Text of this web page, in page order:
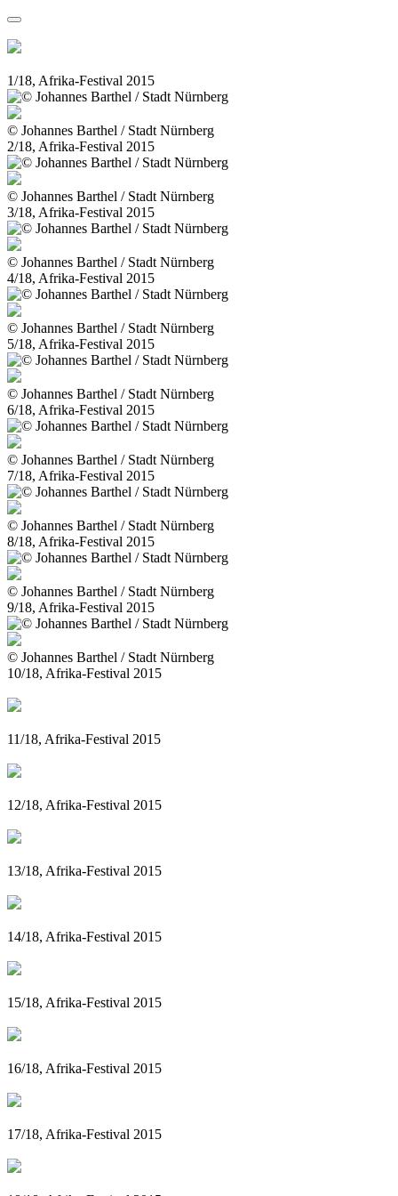
1/18, Afrika-Festival 2015
© Johannes Barthel / Stadt Nürnberg
2/18, Afrika-Festival 2015
© Johannes Barthel / Stadt Nürnberg
3/18, Afrika-Festival 2015
© Johannes Barthel / Stadt Nürnberg
4/18, Afrika-Festival 2015
© Johannes Barthel / Stadt Nürnberg
5/18, Afrika-Festival 2015
© Johannes Barthel / Stadt Nürnberg
6/18, Afrika-Festival 2015
© Johannes Barthel / Stadt Nürnberg
7/18, Afrika-Festival 2015
© Johannes Barthel / Stadt Nürnberg
8/18, Afrika-Festival 2015
© Johannes Barthel / Stadt Nürnberg
9/18, Afrika-Festival 2015
© Johannes Barthel / Stadt Nürnberg
10/18, Afrika-Festival 2015
11/18, Afrika-Festival 2015
12/18, Afrika-Festival 2015
13/18, Afrika-Festival 2015
14/18, Afrika-Festival 2015
15/18, Afrika-Festival 2015
16/18, Afrika-Festival 2015
17/18, Afrika-Festival 2015